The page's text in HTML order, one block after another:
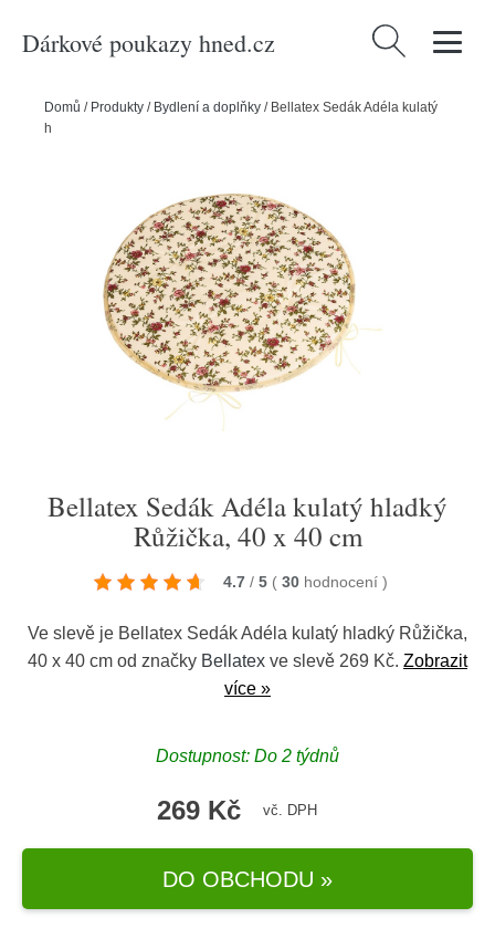
Dárkové poukazy hned.cz Vyhledávání
Domů / Produkty / Bydlení a doplňky / Bellatex Sedák Adéla kulatý
hladký Růžička, 40 x 40 cm
Bellatex Sedák Adéla kulatý hladký
Růžička, 40 x 40 cm
4.7 / 5 ( 30 hodnocení )
Ve slevě je Bellatex Sedák Adéla kulatý hladký Růžička,
40 x 40 cm od značky Bellatex ve slevě 269 Kč. Zobrazit
více »
Dostupnost: Do 2 týdnů
269 Kč vč. DPH
DO OBCHODU »